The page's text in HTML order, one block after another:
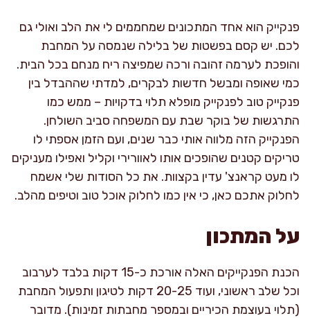
פנקייק הוא אחד המתכונים שמחממים לי את הלב ואולי גם
לכם. יש קסם בפשטות של בלילה שנמסה על המחבת
והופכת לערמה זהובה ורכה שמפיצה ריח מנחם בכל הבית.
כמי שאופה ומבשל חדשות לבקרים, למדתי שההבדל בין
פנקייק טוב לפנקייק מופלא תלוי בדקויות – ממש כמו
התרגשות של בוקר שבת עם המשפחה סביב השולחן.
הפנקייק הזה מלווה אותי כבר שנים, ועם הזמן אספתי לו
טריקים קטנים שהופכים אותו לאוורירי וקליל ואפילו מעניקים
לו מעט קראנצ' עדין בקצוות. את כל הסודות שלי אשמח
לחלוק אתכם כאן, כי אין כמו לחלוק אוכל טוב וטיפים מהלב.
על המתכון
הכנת הפנקייקים האלה אורכת כ-15 דקות בלבד לערבוב
וכל שלב ראשוני, ועוד 20-25 דקות לטיגון ותפעול המחבת
(תלוי בעוצמת הכיריים ובמספר מחבתות זמינות). מדובר